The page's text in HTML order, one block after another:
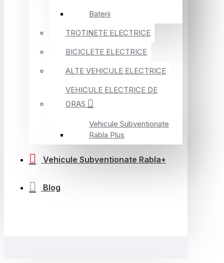
Baterii
TROTINETE ELECTRICE
BICICLETE ELECTRICE
ALTE VEHICULE ELECTRICE
VEHICULE ELECTRICE DE
ORAS
Vehicule Subventionate
Rabla Plus
Vehicule Subventionate Rabla+
Blog